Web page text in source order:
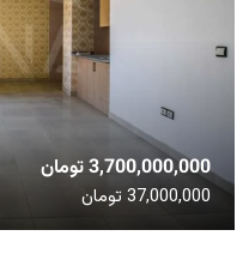
3,700,000,000 تومان
37,000,000 تومان